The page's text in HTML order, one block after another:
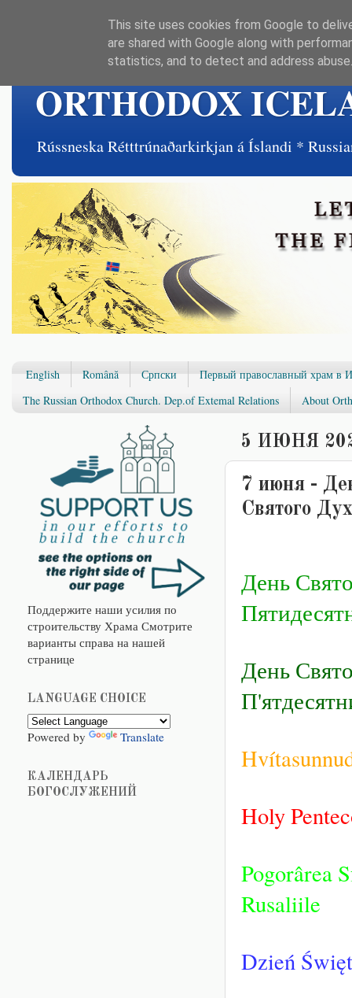
ORTHODOX
Rússneska Rétttrúnaðarkirkjan á Íslandi *
English Română Српски
Первый православный храм в
The Russian Orthodox Church. Dep.of Extemal Relations
About
5 ИЮНЯ
7 июня -
Святого
День
День
Holy
Pogorârea
Rusaliile
Dzień
Поддержите наши усилия по
строительству Храма Смотрите
варианты справа на нашей
странице
LANGUAGE CHOICE
Powered by Translate
КАЛЕНДАРЬ
БОГОСЛУЖЕНИЙ
This site uses cookies from Google to
are shared with Google along with
statistics, and to detect and address abuse.